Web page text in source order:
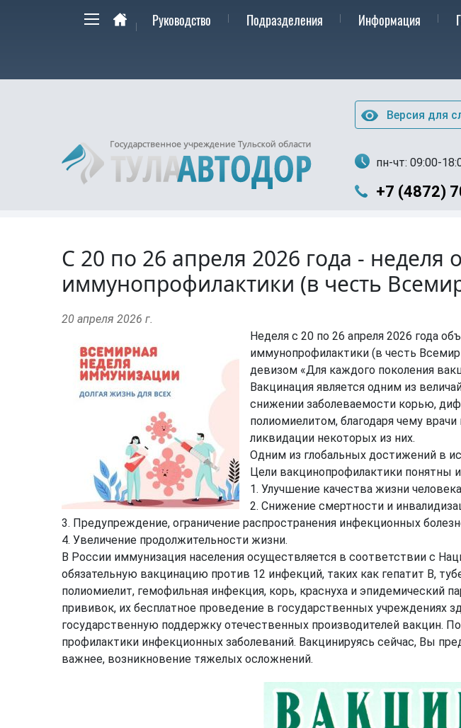
Версия для слабовидящих: Изображения: Выкл
Руководство Подразделения Информация
Версия для
пн-чт: 09:00-
+7 (4872)
С 20 по 26 апреля 2026 года - неделя
иммунопрофилактики (в честь
20 апреля 2026 г.
Неделя с 20 по 26 апреля 2026 года
иммунопрофилактики (в честь
девизом «Для каждого поколения
Вакцинация является одним из
снижении заболеваемости корью,
полиомиелитом, благодаря чему
ликвидации некоторых из них.
Одним из глобальных достижений в
Цели вакцинопрофилактики понятны
1. Улучшение качества жизни
2. Снижение смертности и
3. Предупреждение, ограничение распространения инфекционных
4. Увеличение продолжительности жизни.
В России иммунизация населения осуществляется в соответствии с
обязательную вакцинацию против 12 инфекций, таких как гепатит В,
полиомиелит, гемофильная инфекция, корь, краснуха и эпидемический
прививок, их бесплатное проведение в государственных учреждениях
государственную поддержку отечественных производителей
профилактики инфекционных заболеваний. Вакцинируясь сейчас, Вы
важнее, возникновение тяжелых осложнений.